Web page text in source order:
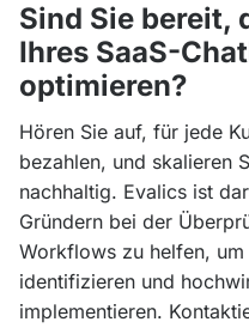
Sind Sie bereit,
Ihres SaaS-
optimieren?
Hören Sie auf, für jede
bezahlen, und skalieren
nachhaltig. Evalics ist
Gründern bei der
Workflows zu helfen,
identifizieren und
implementieren.